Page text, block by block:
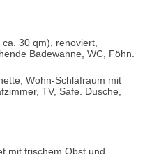
30 qm), renoviert,
Badewanne, WC, Föhn.
Wohn-Schlafraum mit
TV, Safe. Dusche,
mit frischem Obst und